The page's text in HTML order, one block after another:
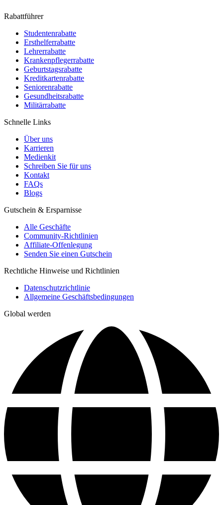
Rabattführer
Studentenrabatte
Ersthelferrabatte
Lehrerrabatte
Krankenpflegerrabatte
Geburtstagsrabatte
Kreditkartenrabatte
Seniorenrabatte
Gesundheitsrabatte
Militärrabatte
Schnelle Links
Über uns
Karrieren
Medienkit
Schreiben Sie für uns
Kontakt
FAQs
Blogs
Gutschein & Ersparnisse
Alle Geschäfte
Community-Richtlinien
Affiliate-Offenlegung
Senden Sie einen Gutschein
Rechtliche Hinweise und Richtlinien
Datenschutzrichtlinie
Allgemeine Geschäftsbedingungen
Global werden